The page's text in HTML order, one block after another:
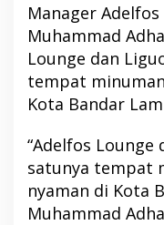
Manager
Muhammad
Lounge dan
tempat
Kota Bandar
“Adelfos
satunya tempat
nyaman di Kota
Muhammad